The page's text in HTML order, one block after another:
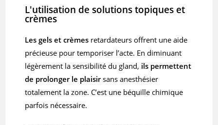
L'utilisation de solutions topiques et
crèmes
Les gels et crèmes retardateurs offrent une aide
précieuse pour temporiser l’acte. En diminuant
légèrement la sensibilité du gland, ils permettent
de prolonger le plaisirsans anesthésier
totalement la zone. C’est une béquille chimique
parfois nécessaire.